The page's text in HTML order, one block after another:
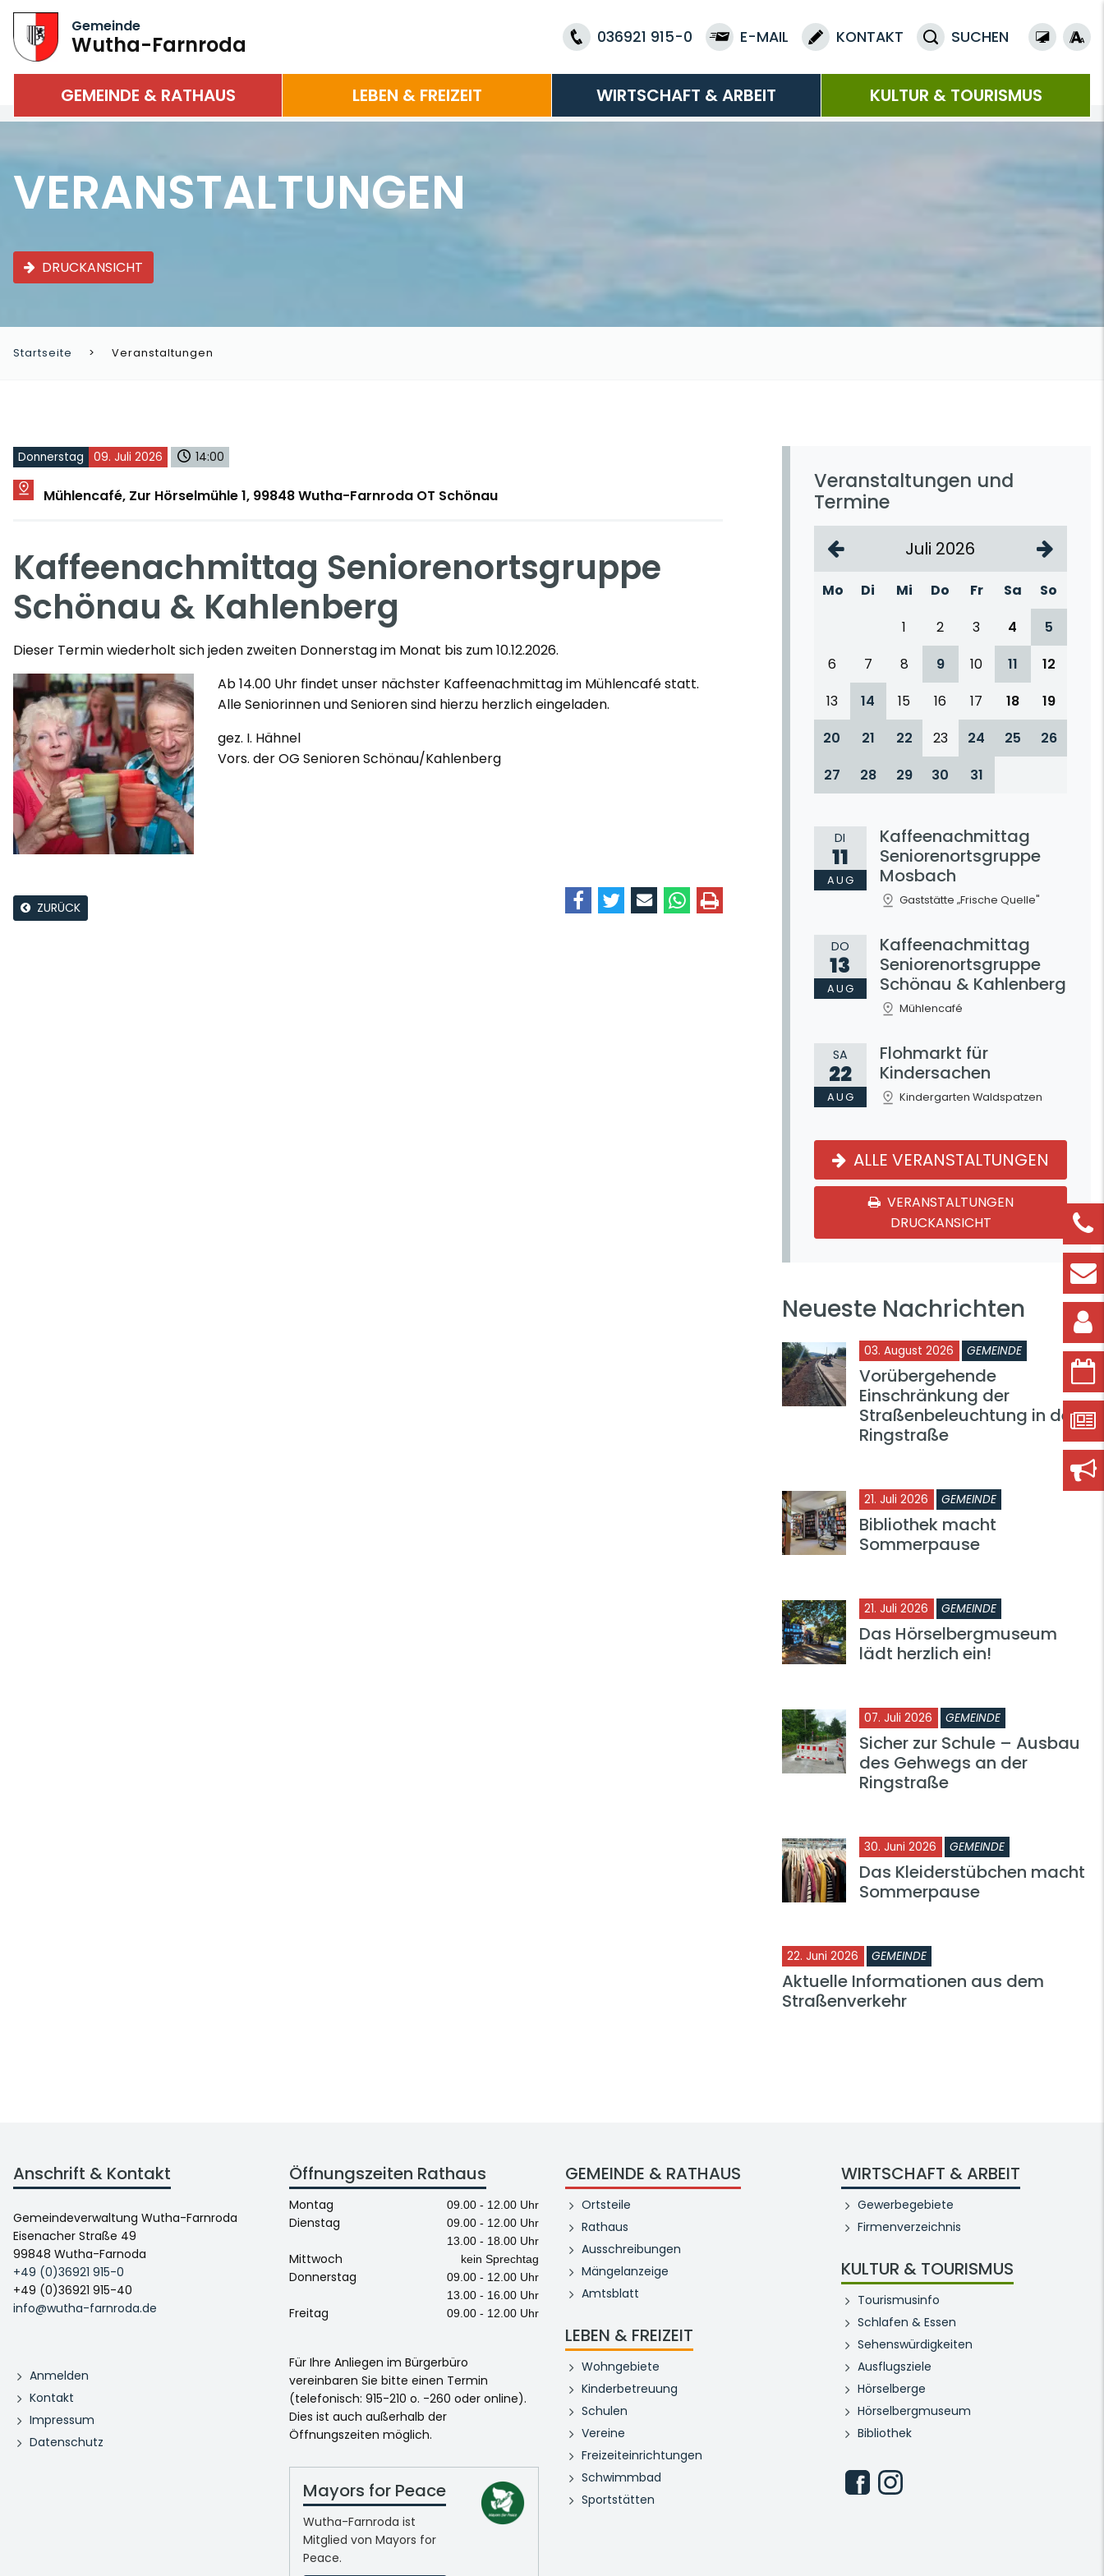
Gemeinde
Wutha-Farnroda 036921 915-0 E-MAIL KONTAKT SUCHEN
GEMEINDE & RATHAUS LEBEN & FREIZEIT WIRTSCHAFT & ARBEIT KULTUR & TOURISMUS
VERANSTALTUNGEN
DRUCKANSICHT
Startseite Veranstaltungen
Donnerstag 09. Juli 2026 14:00
Mühlencafé, Zur Hörselmühle 1, 99848 Wutha-Farnroda OT Schönau
Kaffeenachmittag Seniorenortsgruppe
Schönau & Kahlenberg
Dieser Termin wiederholt sich jeden zweiten Donnerstag im Monat bis zum 10.12.2026.
Ab 14.00 Uhr findet unser nächster Kaffeenachmittag im Mühlencafé statt.
Alle Seniorinnen und Senioren sind hierzu herzlich eingeladen.
gez. I. Hähnel
Vors. der OG Senioren Schönau/Kahlenberg
ZURÜCK
Veranstaltungen und
Termine
Juli 2026
Mo Di Mi Do Fr Sa
So
1
2 3 4
5
6
7 8 9 10 11
12
13
14 15 16 17 18
19
20
21 22 23 24 25
26
27
28 29 30 31
DI
11
AUG
Kaffeenachmittag
Seniorenortsgruppe
Mosbach
Gaststätte „Frische Quelle"
DO
13
AUG
Kaffeenachmittag
Seniorenortsgruppe
Schönau & Kahlenberg
Mühlencafé
SA
22
AUG
Flohmarkt für
Kindersachen
Kindergarten Waldspatzen
ALLE VERANSTALTUNGEN
VERANSTALTUNGEN
DRUCKANSICHT
Neueste Nachrichten
03. August 2026 GEMEINDE
Vorübergehende
Einschränkung der
Straßenbeleuchtung in der
Ringstraße
21. Juli 2026 GEMEINDE
Bibliothek macht
Sommerpause
21. Juli 2026 GEMEINDE
Das Hörselbergmuseum
lädt herzlich ein!
07. Juli 2026 GEMEINDE
Sicher zur Schule – Ausbau
des Gehwegs an der
Ringstraße
30. Juni 2026 GEMEINDE
Das Kleiderstübchen macht
Sommerpause
22. Juni 2026 GEMEINDE
Aktuelle Informationen aus dem
Straßenverkehr
Anschrift & Kontakt
Gemeindeverwaltung Wutha-Farnroda
Eisenacher Straße 49
99848 Wutha-Farnoda
+49 (0)36921 915-0
+49 (0)36921 915-40
info@wutha-farnroda.de
Anmelden
Kontakt
Impressum
Datenschutz
Öffnungszeiten Rathaus
Montag 09.00 - 12.00 Uhr
Dienstag
09.00 - 12.00 Uhr
13.00 - 18.00 Uhr
Mittwoch kein Sprechtag
Donnerstag
09.00 - 12.00 Uhr
13.00 - 16.00 Uhr
Freitag 09.00 - 12.00 Uhr
Für Ihre Anliegen im Bürgerbüro
vereinbaren Sie bitte einen Termin
(telefonisch: 915-210 o. -260 oder online).
Dies ist auch außerhalb der
Öffnungszeiten möglich.
Mayors for Peace
Wutha-Farnroda ist
Mitglied von Mayors for
Peace.
GEMEINDE & RATHAUS
Ortsteile
Rathaus
Ausschreibungen
Mängelanzeige
Amtsblatt
LEBEN & FREIZEIT
Wohngebiete
Kinderbetreuung
Schulen
Vereine
Freizeiteinrichtungen
Schwimmbad
Sportstätten
WIRTSCHAFT & ARBEIT
Gewerbegebiete
Firmenverzeichnis
KULTUR & TOURISMUS
Tourismusinfo
Schlafen & Essen
Sehenswürdigkeiten
Ausflugsziele
Hörselberge
Hörselbergmuseum
Bibliothek